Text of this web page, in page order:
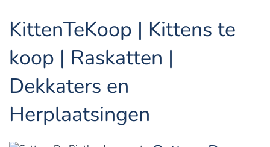
KittenTeKoop | Kittens te
koop | Raskatten |
Dekkaters en
Herplaatsingen